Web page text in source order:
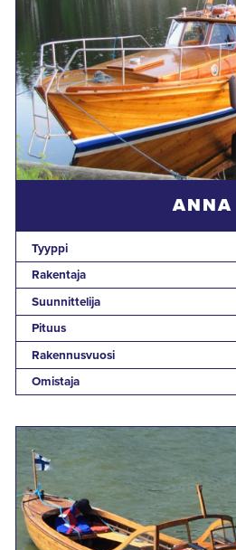
ANNA
Tyyppi
Rakentaja
Suunnittelija
Pituus
Rakennusvuosi
Omistaja